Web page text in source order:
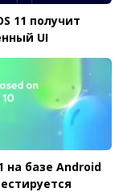
11 получит
UI
на базе Android